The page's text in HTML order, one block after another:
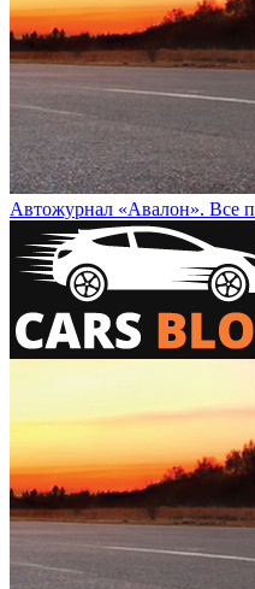
Автожурнал «Авалон». Все